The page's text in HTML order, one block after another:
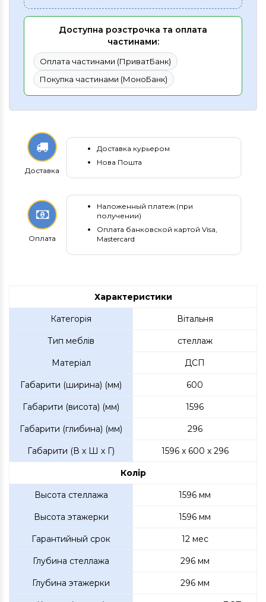
Доступна розстрочка та оплата
частинами:
Оплата частинами (ПриватБанк)
Покупка частинами (МоноБанк)
Доставка
Доставка курьером
Нова Пошта
Оплата
Наложенный платеж (при
получении)
Оплата банковской картой Visa,
Mastercard
Характеристики
Категорія Вітальня
Тип меблів стеллаж
Матеріал ДСП
Габарити (ширина) (мм) 600
Габарити (висота) (мм) 1596
Габарити (глибина) (мм) 296
Габарити (В х Ш х Г) 1596 x 600 x 296
Колір
Высота стеллажа 1596 мм
Высота этажерки 1596 мм
Гарантийный срок 12 мес
Глубина стеллажа 296 мм
Глубина этажерки 296 мм